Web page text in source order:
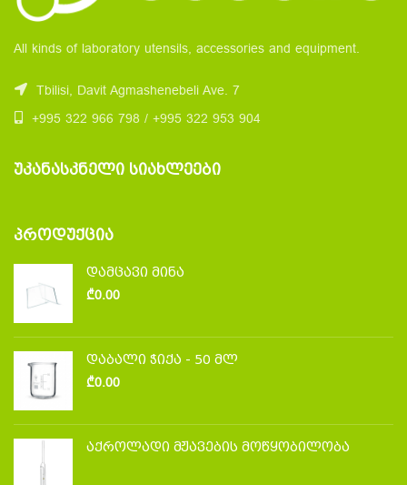
All kinds of laboratory utensils, accessories and equipment.
Tbilisi, Davit Agmashenebeli Ave. 7
+995 322 966 798 / +995 322 953 904
ᲣᲙᲐᲜᲐᲡᲙᲜᲔᲚᲘ ᲡᲘᲐᲮᲚᲔᲔᲑᲘ
ᲞᲠᲝᲓᲣᲥᲪᲘᲐ
დამცავი მინა
₾0.00
დაბალი ჭიქა - 50 მლ
₾0.00
აქროლადი მჟავების მოწყობილობა